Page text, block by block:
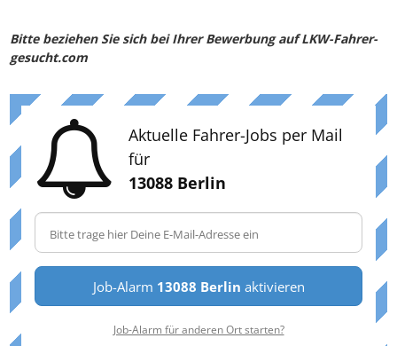
Bitte beziehen Sie sich bei Ihrer Bewerbung auf LKW-Fahrer-
gesucht.com
Aktuelle Fahrer-Jobs per Mail
für
13088 Berlin
Job-Alarm 13088 Berlin aktivieren
Job-Alarm für anderen Ort starten?